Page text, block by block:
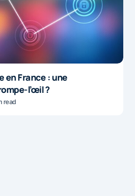
en France : une
l’œil ?
read